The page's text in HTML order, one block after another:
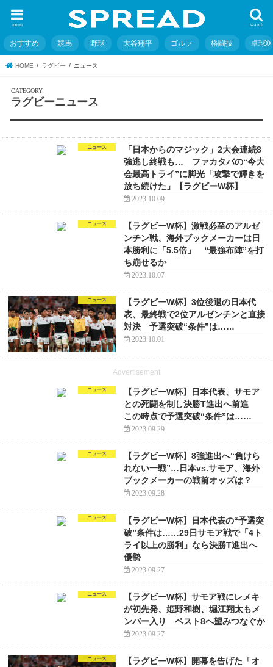
search
menu
おすすめ 競馬 野球 大谷翔平 ゴルフ 格闘技 卓球
HOME ラグビー ニュース
ラグビーニュース
ニュース
「日本からのマジック」2大会連続8
強逃し終戦も… ファカタバの“今大
会最高トライ”に脚光「攻撃で輝きを
放ち続けた」【ラグビーW杯】
2023.10.09
ニュース
【ラグビーW杯】激戦必至のアルゼ
ンチン戦、海外ブックメーカーは日
本勝利に「5.5倍」 “最強布陣”を打
ち崩せるか
2023.10.07
ニュース
【ラグビーW杯】3位後退の日本代
表、最終戦で2位アルゼンチンと直接
対決 予選突破“条件”は……
2023.10.01
Advertisement
ニュース
【ラグビーW杯】日本代表、サモア
との死闘を制し決勝T進出へ前進
この時点で予選突破“条件”は……
2023.09.29
ニュース
【ラグビーW杯】8強進出へ“負けら
れない一戦”…日本vs.サモア、海外
ブックメーカーの戦前オッズは？
2023.09.28
ニュース
【ラグビーW杯】日本代表の“予選突
破”条件は……29日サモア戦で「4ト
ライ以上の勝利」なら決勝T進出へ
優勢
2023.09.27
ニュース
【ラグビーW杯】サモア戦にレメキ
が初先発、姫野和樹、堀江翔太もメ
ンバー入り ベスト8へ望みつなぐか
2023.09.27
ニュース
【ラグビーW杯】開幕を告げた「オ